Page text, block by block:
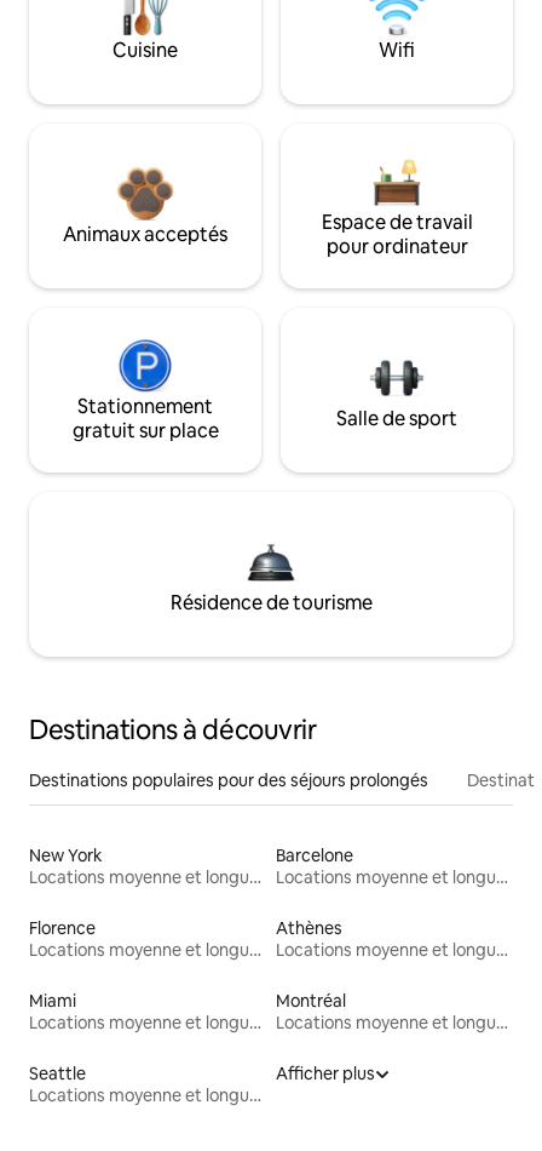
Cuisine Wifi
Animaux acceptés
Espace de travail
pour ordinateur
Stationnement
gratuit sur place
Salle de sport
Résidence de tourisme
Destinations à découvrir
Destinations populaires pour des séjours prolongés
New York
Locations moyenne et longue durée
Barcelone
Locations moyenne et longue durée
Florence
Locations moyenne et longue durée
Athènes
Locations moyenne et longue durée
Miami
Locations moyenne et longue durée
Montréal
Locations moyenne et longue durée
Seattle
Locations moyenne et longue durée
Afficher plus